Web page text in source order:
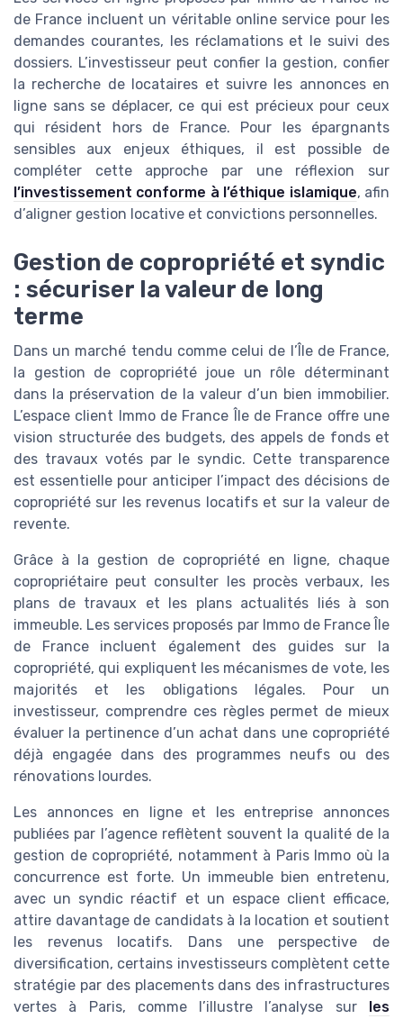
de France incluent un véritable online service pour les
demandes courantes, les réclamations et le suivi des
dossiers. L’investisseur peut confier la gestion, confier
la recherche de locataires et suivre les annonces en
ligne sans se déplacer, ce qui est précieux pour ceux
qui résident hors de France. Pour les épargnants
sensibles aux enjeux éthiques, il est possible de
compléter cette approche par une réflexion sur
l’investissement conforme à l’éthique islamique, afin
d’aligner gestion locative et convictions personnelles.
Gestion de copropriété et syndic
: sécuriser la valeur de long
terme
Dans un marché tendu comme celui de l’Île de France,
la gestion de copropriété joue un rôle déterminant
dans la préservation de la valeur d’un bien immobilier.
L’espace client Immo de France Île de France offre une
vision structurée des budgets, des appels de fonds et
des travaux votés par le syndic. Cette transparence
est essentielle pour anticiper l’impact des décisions de
copropriété sur les revenus locatifs et sur la valeur de
revente.
Grâce à la gestion de copropriété en ligne, chaque
copropriétaire peut consulter les procès verbaux, les
plans de travaux et les plans actualités liés à son
immeuble. Les services proposés par Immo de France Île
de France incluent également des guides sur la
copropriété, qui expliquent les mécanismes de vote, les
majorités et les obligations légales. Pour un
investisseur, comprendre ces règles permet de mieux
évaluer la pertinence d’un achat dans une copropriété
déjà engagée dans des programmes neufs ou des
rénovations lourdes.
Les annonces en ligne et les entreprise annonces
publiées par l’agence reflètent souvent la qualité de la
gestion de copropriété, notamment à Paris Immo où la
concurrence est forte. Un immeuble bien entretenu,
avec un syndic réactif et un espace client efficace,
attire davantage de candidats à la location et soutient
les revenus locatifs. Dans une perspective de
diversification, certains investisseurs complètent cette
stratégie par des placements dans des infrastructures
vertes à Paris, comme l’illustre l’analyse sur
les